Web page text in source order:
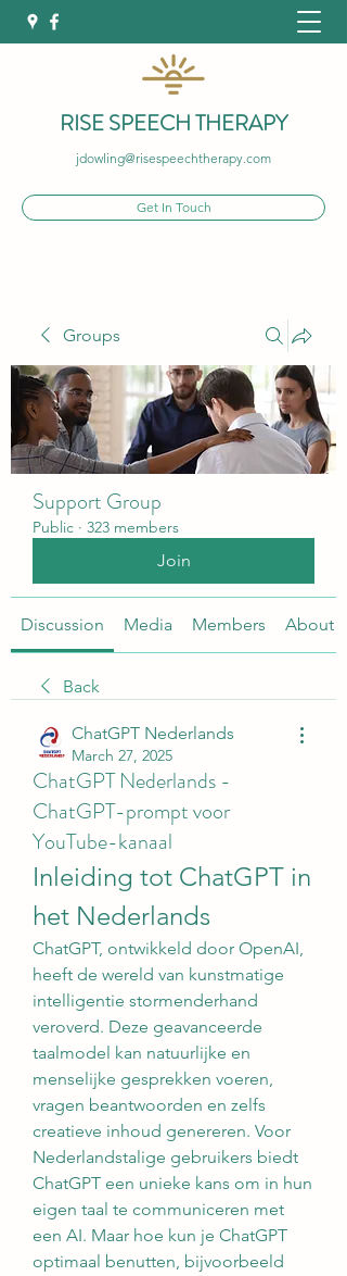
RISE SPEECH THERAPY
jdowling@risespeechtherapy.com
Get In Touch
Groups
Support Group
Public · 323 members
Join
Discussion Media Members About
Back
ChatGPT Nederlands
March 27, 2025
ChatGPT Nederlands -
ChatGPT-prompt voor
YouTube-kanaal
Inleiding tot ChatGPT in
het Nederlands
ChatGPT, ontwikkeld door OpenAI,
heeft de wereld van kunstmatige
intelligentie stormenderhand
veroverd. Deze geavanceerde
taalmodel kan natuurlijke en
menselijke gesprekken voeren,
vragen beantwoorden en zelfs
creatieve inhoud genereren. Voor
Nederlandstalige gebruikers biedt
ChatGPT een unieke kans om in hun
eigen taal te communiceren met
een AI. Maar hoe kun je ChatGPT
optimaal benutten, bijvoorbeeld